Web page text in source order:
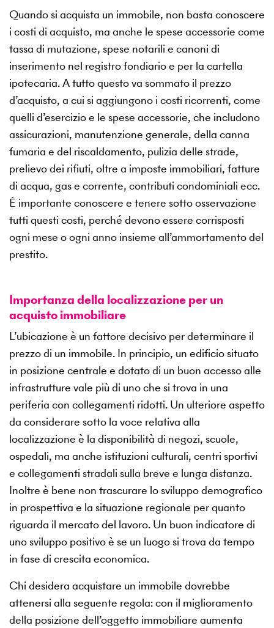
Quando si acquista un immobile, non basta conoscere
i costi di acquisto, ma anche le spese accessorie come
tassa di mutazione, spese notarili e canoni di
inserimento nel registro fondiario e per la cartella
ipotecaria. A tutto questo va sommato il prezzo
d’acquisto, a cui si aggiungono i costi ricorrenti, come
quelli d’esercizio e le spese accessorie, che includono
assicurazioni, manutenzione generale, della canna
fumaria e del riscaldamento, pulizia delle strade,
prelievo dei rifiuti, oltre a imposte immobiliari, fatture
di acqua, gas e corrente, contributi condominiali ecc.
È importante conoscere e tenere sotto osservazione
tutti questi costi, perché devono essere corrisposti
ogni mese o ogni anno insieme all’ammortamento del
prestito.
Importanza della localizzazione per un
acquisto immobiliare
L’ubicazione è un fattore decisivo per determinare il
prezzo di un immobile. In principio, un edificio situato
in posizione centrale e dotato di un buon accesso alle
infrastrutture vale più di uno che si trova in una
periferia con collegamenti ridotti. Un ulteriore aspetto
da considerare sotto la voce relativa alla
localizzazione è la disponibilità di negozi, scuole,
ospedali, ma anche istituzioni culturali, centri sportivi
e collegamenti stradali sulla breve e lunga distanza.
Inoltre è bene non trascurare lo sviluppo demografico
in prospettiva e la situazione regionale per quanto
riguarda il mercato del lavoro. Un buon indicatore di
uno sviluppo positivo è se un luogo si trova da tempo
in fase di crescita economica.
Chi desidera acquistare un immobile dovrebbe
attenersi alla seguente regola: con il miglioramento
della posizione dell’oggetto immobiliare aumenta